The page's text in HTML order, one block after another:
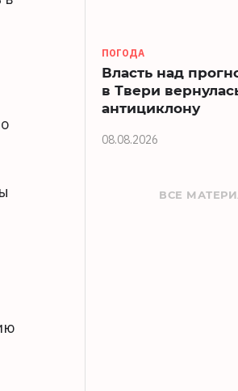
ПОГОДА
Власть над
в Твери
антициклону
08.08.2026
ВСЕ